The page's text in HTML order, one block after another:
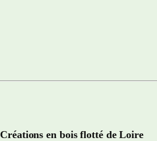
Créations en bois flotté de Loire